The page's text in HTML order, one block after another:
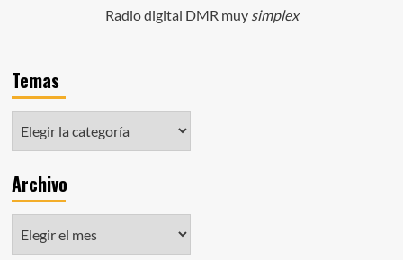
Radio digital DMR muy simplex
Temas
Archivo